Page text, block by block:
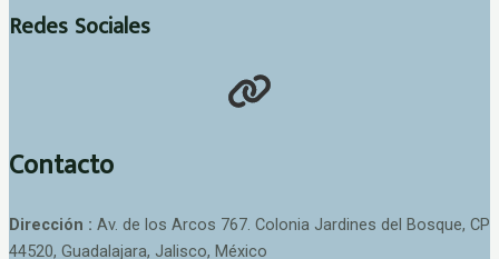
Redes Sociales
Contacto
Dirección : Av. de los Arcos 767. Colonia Jardines del Bosque, CP
44520, Guadalajara, Jalisco, México